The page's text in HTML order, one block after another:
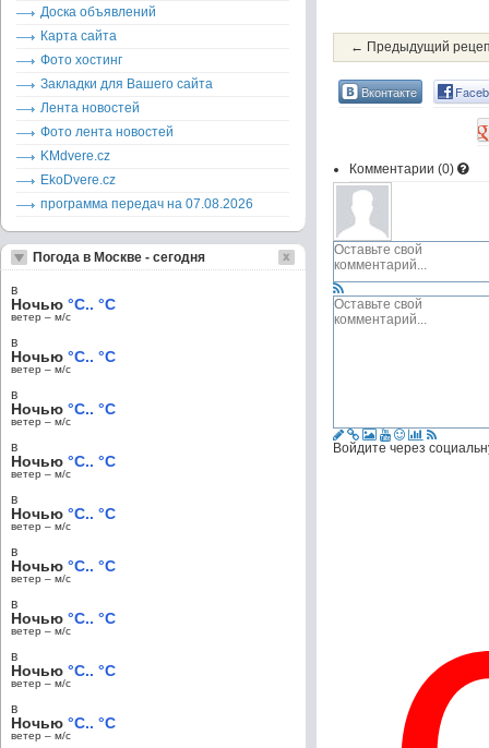
← Предыдущий
Вконтакте
Комментарии (0)
Войдите через
Доска объявлений
Карта сайта
Фото хостинг
Закладки для Вашего сайта
Лента новостей
Фото лента новостей
KMdvere.cz
EkoDvere.cz
программа передач на 07.08.2026
Погода в Москве - сегодня
в
Ночью °C.. °C
ветер – м/c
в
Ночью °C.. °C
ветер – м/c
в
Ночью °C.. °C
ветер – м/c
в
Ночью °C.. °C
ветер – м/c
в
Ночью °C.. °C
ветер – м/c
в
Ночью °C.. °C
ветер – м/c
в
Ночью °C.. °C
ветер – м/c
в
Ночью °C.. °C
ветер – м/c
в
Ночью °C.. °C
ветер – м/c